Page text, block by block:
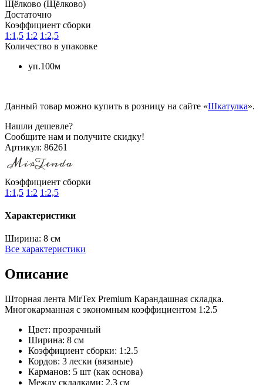
Щёлково (Щёлково)
Достаточно
Коэффициент сборки
1:1,5 1:2 1:2,5
Количество в упаковке
уп.100м
Данный товар можно купить в розницу на сайте «Шкатулка».
Нашли дешевле?
Сообщите нам и получите скидку!
Артикул: 86261
Коэффициент сборки
1:1,5 1:2 1:2,5
Характеристики
Ширина: 8 см
Все характеристики
Описание
Шторная лента MirTex Premium Карандашная складка.
Многокарманная с экономным коэффициентом 1:2.5
Цвет: прозрачный
Ширина: 8 см
Коэффициент сборки: 1:2.5
Кордов: 3 лески (вязаные)
Карманов: 5 шт (как основа)
Между складками: 2.3 см